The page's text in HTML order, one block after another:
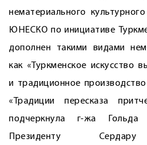
нематериального
ЮНЕСКО по инициативе
дополнен такими видами
как «Туркменское искусство
и традиционное
«Традиции пересказа
подчеркнула г-жа
Президенту Сердару